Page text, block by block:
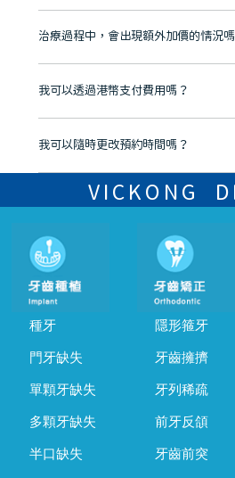
至今已服務超過三十個國家和地區的顧客，
市市民極高的口碑評價及信任推薦 珠海、深
有咨詢及服務保障中心，有任何問題都可以
不會！只要未開始實際服務之前，你不會被
治療過程中，會出現額外加價的情況
不會，治療前我們會詳細說明治療方案及對
我可以透過港幣支付費用嗎？
可以。維港口腔會按照當日匯率轉算收取費
我可以隨時更改預約時間嗎？
可以，請盡早通過wechat或whatsapp聯絡
的時間及資料，並且重新預約的日期及時段
VICKONG
種牙
門牙缺失
單顆牙缺失
多顆牙缺失
半口缺失
隱形箍牙
牙齒擁擠
牙列稀疏
前牙反頜
牙齒前突